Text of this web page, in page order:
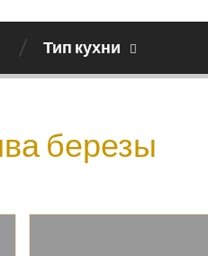
Тип кухни
березы